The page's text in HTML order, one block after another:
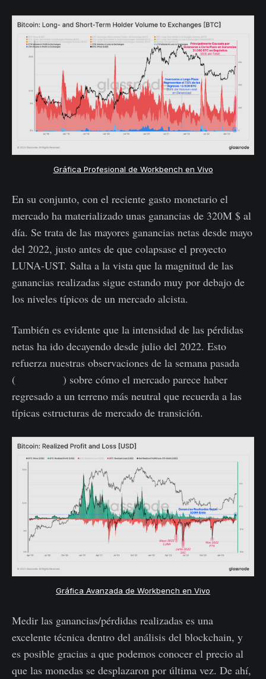
Gráfica Profesional de Workbench en Vivo
En su conjunto, con el reciente gasto monetario el
mercado ha materializado unas ganancias de 320M $ al
día. Se trata de las mayores ganancias netas desde mayo
del 2022, justo antes de que colapsase el proyecto
LUNA-UST. Salta a la vista que la magnitud de las
ganancias realizadas sigue estando muy por debajo de
los niveles típicos de un mercado alcista.
También es evidente que la intensidad de las pérdidas
netas ha ido decayendo desde julio del 2022. Esto
refuerza nuestras observaciones de la semana pasada
(
) sobre cómo el mercado parece haber
regresado a un terreno más neutral que recuerda a las
típicas estructuras de mercado de transición.
Gráfica Avanzada de Workbench en Vivo
Medir las ganancias/pérdidas realizadas es una
excelente técnica dentro del análisis del blockchain, y
es posible gracias a que podemos conocer el precio al
que las monedas se desplazaron por última vez. De ahí,